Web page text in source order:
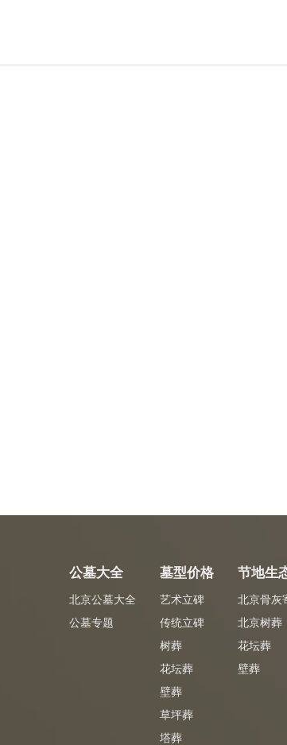
公墓大全
北京公墓大全
公墓专题
墓型价格
艺术立碑
传统立碑
树葬
花坛葬
壁葬
草坪葬
塔葬
节地生
北京骨灰
北京树葬
花坛葬
壁葬